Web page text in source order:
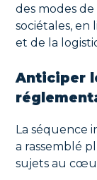
des modes
sociétales, en
et de la
Anticiper
La séquence
a rassemblé
sujets au